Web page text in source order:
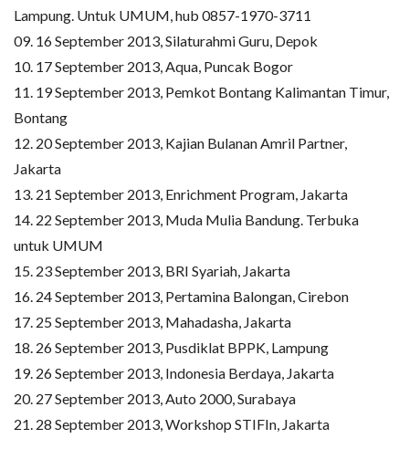
Lampung. Untuk UMUM, hub 0857-1970-3711
09. 16 September 2013, Silaturahmi Guru, Depok
10. 17 September 2013, Aqua, Puncak Bogor
11. 19 September 2013, Pemkot Bontang Kalimantan Timur,
Bontang
12. 20 September 2013, Kajian Bulanan Amril Partner,
Jakarta
13. 21 September 2013, Enrichment Program, Jakarta
14. 22 September 2013, Muda Mulia Bandung. Terbuka
untuk UMUM
15. 23 September 2013, BRI Syariah, Jakarta
16. 24 September 2013, Pertamina Balongan, Cirebon
17. 25 September 2013, Mahadasha, Jakarta
18. 26 September 2013, Pusdiklat BPPK, Lampung
19. 26 September 2013, Indonesia Berdaya, Jakarta
20. 27 September 2013, Auto 2000, Surabaya
21. 28 September 2013, Workshop STIFIn, Jakarta